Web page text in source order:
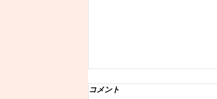
6月1日よりレッスン再開のお
コメント